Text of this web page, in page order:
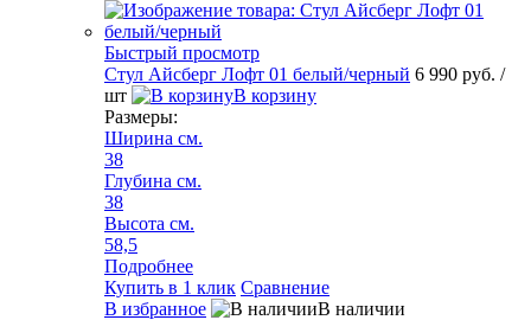
Быстрый просмотр
Стул Айсберг Лофт 01 белый/черный 6 990 руб. /
шт
В корзину
Размеры:
Ширина см.
38
Глубина см.
38
Высота см.
58,5
Подробнее
Купить в 1 клик Сравнение
В избранное
В наличии